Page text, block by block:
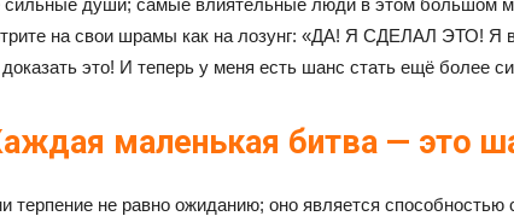
души; самые влиятельные люди в этом большом
на свои шрамы как на лозунг: «ДА! Я СДЕЛАЛ ЭТО! Я
это! И теперь у меня есть шанс стать ещё более
маленькая битва — это
терпение не равно ожиданию; оно является способностью